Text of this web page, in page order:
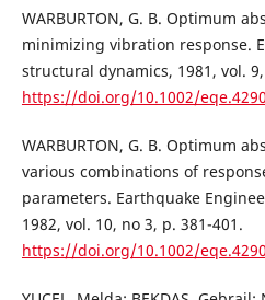
WARBURTON, G. B. Optimum
minimizing vibration response.
structural dynamics, 1981, vol.
https://doi.org/10.1002/
WARBURTON, G. B. Optimum
various combinations of
parameters. Earthquake
1982, vol. 10, no 3, p. 381-401.
https://doi.org/10.1002/